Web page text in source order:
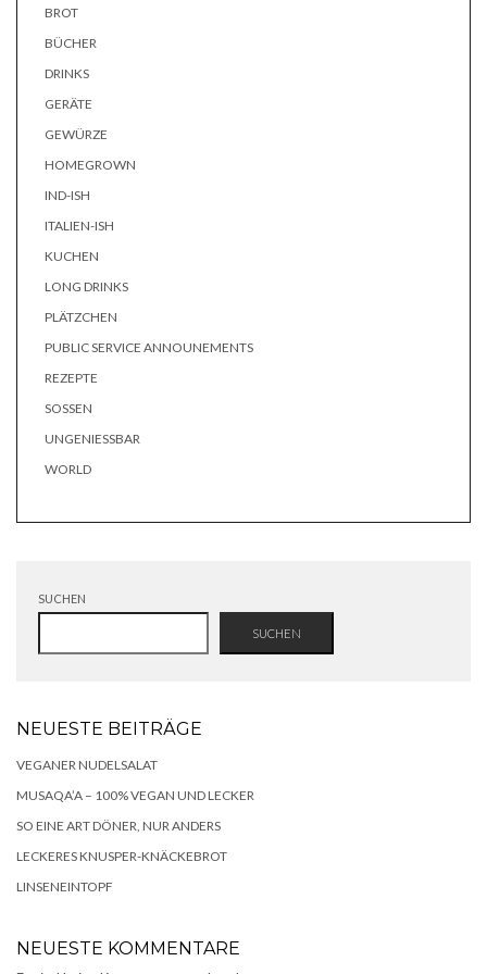
BROT
BÜCHER
DRINKS
GERÄTE
GEWÜRZE
HOMEGROWN
IND-ISH
ITALIEN-ISH
KUCHEN
LONG DRINKS
PLÄTZCHEN
PUBLIC SERVICE ANNOUNEMENTS
REZEPTE
SOSSEN
UNGENIESSBAR
WORLD
SUCHEN
SUCHEN
NEUESTE BEITRÄGE
VEGANER NUDELSALAT
MUSAQA’A – 100% VEGAN UND LECKER
SO EINE ART DÖNER, NUR ANDERS
LECKERES KNUSPER-KNÄCKEBROT
LINSENEINTOPF
NEUESTE KOMMENTARE